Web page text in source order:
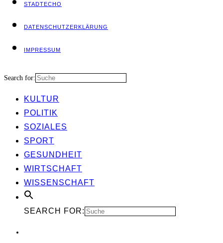
STADT­ECHO
DATEN­SCHUTZ­ER­KLÄ­RUNG
IMPRES­SUM
Search for:
KUL­TUR
POLI­TIK
SOZIA­LES
SPORT
GESUND­HEIT
WIRT­SCHAFT
WIS­SEN­SCHAFT
SEARCH FOR: